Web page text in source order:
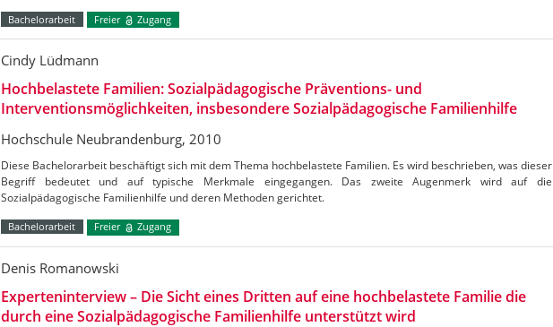
Bachelorarbeit Freier Zugang
Cindy Lüdmann
Hochbelastete Familien: Sozialpädagogische Präventions- und
Interventionsmöglichkeiten, insbesondere Sozialpädagogische Familienhilfe
Hochschule Neubrandenburg, 2010
Diese Bachelorarbeit beschäftigt sich mit dem Thema hochbelastete Familien. Es wird beschrieben, was dieser
Begriff bedeutet und auf typische Merkmale eingegangen. Das zweite Augenmerk wird auf die
Sozialpädagogische Familienhilfe und deren Methoden gerichtet.
Bachelorarbeit Freier Zugang
Denis Romanowski
Experteninterview – Die Sicht eines Dritten auf eine hochbelastete Familie die
durch eine Sozialpädagogische Familienhilfe unterstützt wird